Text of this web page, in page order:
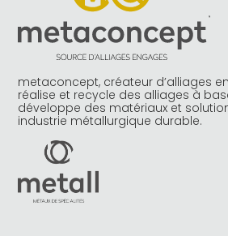
metaconcept, créateur d’alliages
réalise et recycle des alliages à
développe des matériaux et
industrie métallurgique durable.